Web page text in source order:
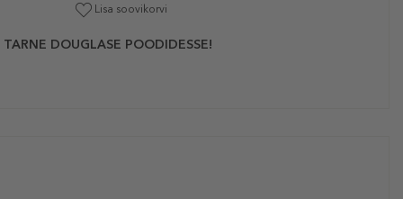
Lisa soovikorvi
DOUGLASE POODIDESSE!